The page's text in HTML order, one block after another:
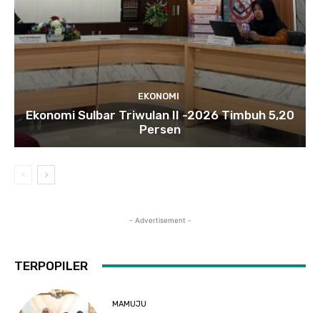
EKONOMI
Ekonomi Sulbar Triwulan II -2026 Timbuh 5,20
Persen
- Advertisement -
TERPOPILER
MAMUJU